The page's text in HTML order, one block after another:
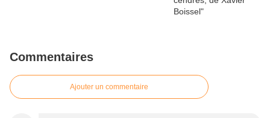
Commentaires
Ajouter un commentaire